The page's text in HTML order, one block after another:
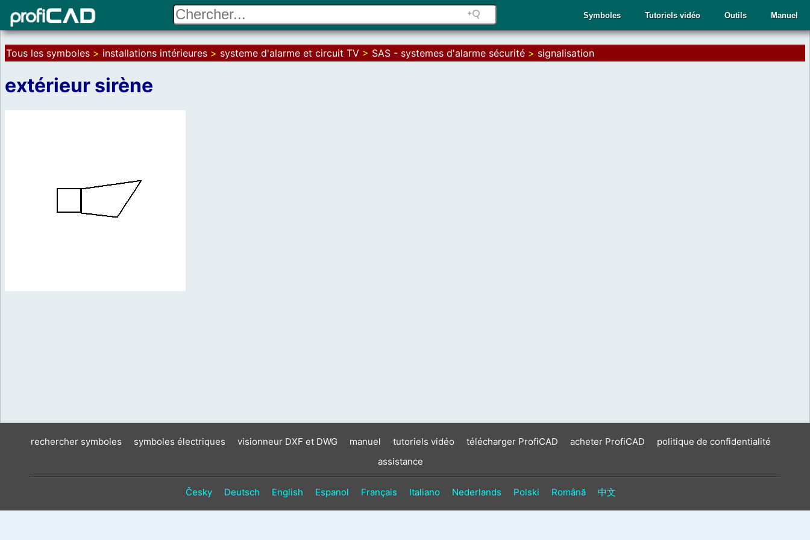
Manuel
Outils
Tutoriels vidéo
Symboles
Tous les symboles > installations intérieures > systeme d'alarme et circuit TV > SAS - systemes d'alarme sécurité > signalisation
extérieur sirène
rechercher symboles symboles électriques visionneur DXF et DWG manuel tutoriels vidéo télécharger ProfiCAD acheter ProfiCAD
politique de confidentialité
assistance
Česky Deutsch English Espanol Français Italiano Nederlands Polski Română 中文